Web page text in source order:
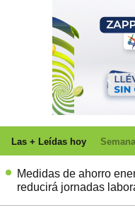
Las + Leídas hoy Semanal
Medidas de ahorro
reducirá jornadas